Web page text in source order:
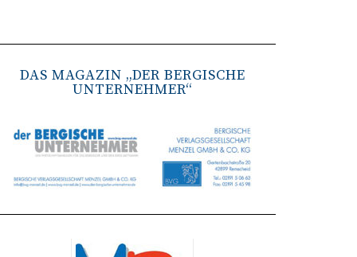
www.bergisches-oktoberfest.de sowie über die
Remscheid stärkt Krisenvorsorge
Remscheid trainieren Krisenstabsarbeit am
Institut der Feuerwehr NRW in Münster.
Wie funktioniert die Zusammenarbeit im
Krisenfall? Welche Entscheidungen müssen
unter Zeitdruck getroffen werden? Und wie
bestmöglich geschützt werden? Mit diesen und
Mitarbeitende der Stadt Remscheid Ende Juni in
DAS MAGAZIN „DER BERGISCHE
UNTERNEHMER“